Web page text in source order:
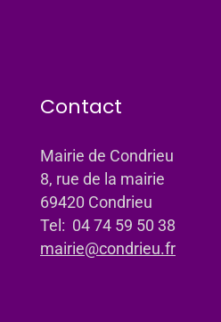
Contact
Mairie de Condrieu
8, rue de la mairie
69420 Condrieu
Tel: 04 74 59 50 38
mairie@condrieu.fr